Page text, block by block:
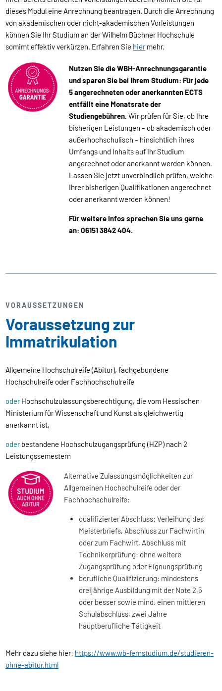
dieses Modul eine Anrechnung beantragen. Durch die Anrechnung
von akademischen oder nicht-akademischen Vorleistungen
können Sie Ihr Studium an der Wilhelm Büchner Hochschule
somimt effektiv verkürzen. Erfahren Sie hiermehr.
Nutzen Sie die WBH-Anrechnungsgarantie
und sparen Sie bei Ihrem Studium: Für jede
5 angerechneten oder anerkannten ECTS
entfällt eine Monatsrate der
Studiengebühren. Wir prüfen für Sie, ob Ihre
bisherigen Leistungen – ob akademisch oder
außerhochschulisch – hinsichtlich ihres
Umfangs und Inhalts auf Ihr Studium
angerechnet oder anerkannt werden können.
Lassen Sie jetzt unverbindlich prüfen, welche
Ihrer bisherigen Qualifikationen angerechnet
oder anerkannt werden können!
Für weitere Infos sprechen Sie uns gerne
an: 06151 3842 404.
VORAUSSETZUNGEN
Voraussetzung zur
Immatrikulation
Allgemeine Hochschulreife (Abitur), fachgebundene
Hochschulreife oder Fachhochschulreife
oderHochschulzulassungsberechtigung, die vom Hessischen
Ministerium für Wissenschaft und Kunst als gleichwertig
anerkannt ist,
oderbestandene Hochschulzugangsprüfung (HZP) nach 2
Leistungssemestern
Alternative Zulassungsmöglichkeiten zur
Allgemeinen Hochschulreife oder der
Fachhochschulreife:
qualifizierter Abschluss: Verleihung des
Meisterbriefs, Abschluss zur Fachwirtin
oder zum Fachwirt, Abschluss mit
Technikerprüfung: ohne weitere
Zugangsprüfung oder Eignungsprüfung
berufliche Qualifizierung: mindestens
dreijährige Ausbildung mit der Note 2,5
oder besser sowie mind. einen mittleren
Schulabschluss, zwei Jahre
hauptberufliche Tätigkeit
Mehr dazu siehe hier: https://www.wb-fernstudium.de/studieren-
ohne-abitur.html